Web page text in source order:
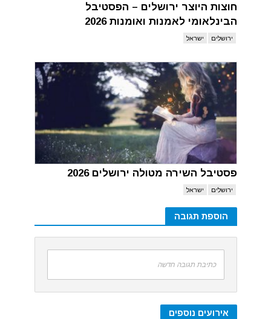
חוצות היוצר ירושלים – הפסטיבל
הבינלאומי לאמנות ואומנות 2026
ירושלים ישראל
פסטיבל השירה מטולה ירושלים 2026
ירושלים ישראל
הוספת תגובה
כתיבת תגובה חדשה
אירועים נוספים